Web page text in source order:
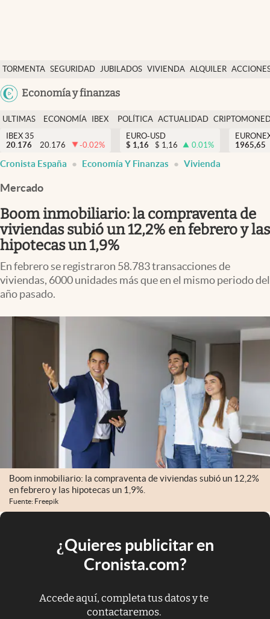
TORMENTA SEGURIDAD JUBILADOS VIVIENDA ALQUILER
USA
Economía y finanzas
Economía y finanzas
Política
Actualidad
Criptomonedas
España
ULTIMAS
NOTICIAS
ECONOMÍA
FINANZAS
IBEX
EURO
POLÍTICA ACTUALIDAD
IBEX 35
20.176
20.176 -0.02%
EURO-USD
$ 1,16 $ 1,16 0.01%
1965,65
Cronista España Economía Y Finanzas Vivienda
Mercado
Boom inmobiliario: la compraventa de
viviendas subió un 12,2% en febrero y las
hipotecas un 1,9%
En febrero se registraron 58.783 transacciones de
viviendas, 6000 unidades más que en el mismo periodo del
año pasado.
Boom inmobiliario: la compraventa de viviendas subió un 12,2%
en febrero y las hipotecas un 1,9%.
Fuente: Freepik
¿Quieres publicitar en
Cronista.com?
Accede aquí, completa tus datos y te
contactaremos.